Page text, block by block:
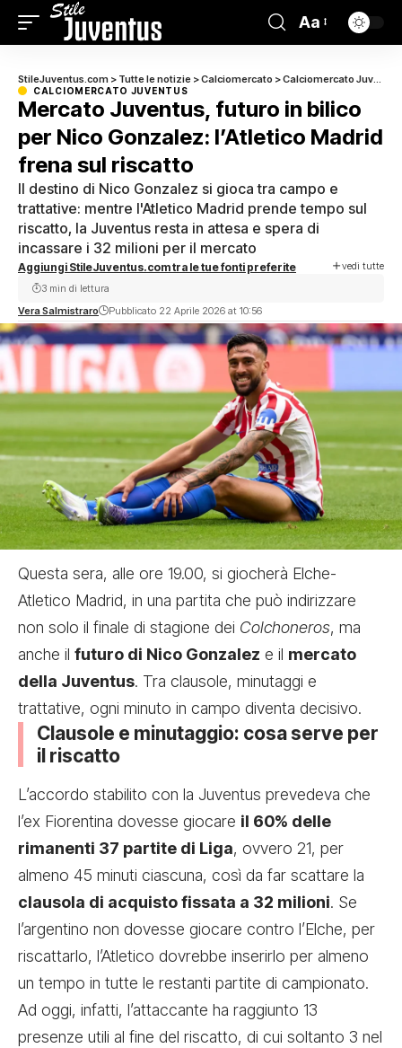
Aa
StileJuventus.com > Tutte le notizie >Calciomercato >Calciomercato Juventus
CALCIOMERCATO JUVENTUS
Mercato Juventus, futuro in bilico
per Nico Gonzalez: l’Atletico Madrid
frena sul riscatto
Il destino di Nico Gonzalez si gioca tra campo e
trattative: mentre l'Atletico Madrid prende tempo sul
riscatto, la Juventus resta in attesa e spera di
incassare i 32 milioni per il mercato
Aggiungi StileJuventus.com tra le tue fonti preferite vedi tutte
Vera Salmistraro Pubblicato 22 Aprile 2026 at 10:56
3 min di lettura
Questa sera, alle ore 19.00, si giocherà Elche-
Atletico Madrid, in una partita che può indirizzare
non solo il finale di stagione dei Colchoneros, ma
anche il futuro di Nico Gonzalez e il mercato
della Juventus. Tra clausole, minutaggi e
trattative, ogni minuto in campo diventa decisivo.
Clausole e minutaggio: cosa serve per
il riscatto
L’accordo stabilito con la Juventus prevedeva che
l’ex Fiorentina dovesse giocare il 60% delle
rimanenti 37 partite di Liga, ovvero 21, per
almeno 45 minuti ciascuna, così da far scattare la
clausola di acquisto fissata a 32 milioni. Se
l’argentino non dovesse giocare contro l’Elche, per
riscattarlo, l’Atletico dovrebbe inserirlo per almeno
un tempo in tutte le restanti partite di campionato.
Ad oggi, infatti, l’attaccante ha raggiunto 13
presenze utili al fine del riscatto, di cui soltanto 3 nel